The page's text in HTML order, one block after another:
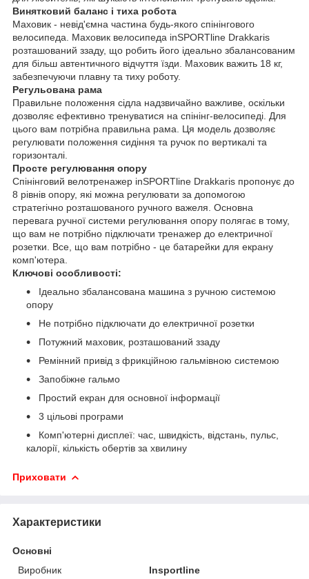
Винятковий баланс і тиха робота
Маховик - невід'ємна частина будь-якого спінінгового
велосипеда. Маховик велосипеда inSPORTline Drakkaris
розташований ззаду, що робить його ідеально збалансованим
для більш автентичного відчуття їзди. Маховик важить 18 кг,
забезпечуючи плавну та тиху роботу.
Регульована рама
Правильне положення сідла надзвичайно важливе, оскільки
дозволяє ефективно тренуватися на спінінг-велосипеді. Для
цього вам потрібна правильна рама. Ця модель дозволяє
регулювати положення сидіння та ручок по вертикалі та
горизонталі.
Просте регулювання опору
Спінінговий велотренажер inSPORTline Drakkaris пропонує до
8 рівнів опору, які можна регулювати за допомогою
стратегічно розташованого ручного важеля. Основна
перевага ручної системи регулювання опору полягає в тому,
що вам не потрібно підключати тренажер до електричної
розетки. Все, що вам потрібно - це батарейки для екрану
комп'ютера.
Ключові особливості:
Ідеально збалансована машина з ручною системою
опору
Не потрібно підключати до електричної розетки
Потужний маховик, розташований ззаду
Ремінний привід з фрикційною гальмівною системою
Запобіжне гальмо
Простий екран для основної інформації
3 цільові програми
Комп'ютерні дисплеї: час, швидкість, відстань, пульс,
калорії, кількість обертів за хвилину
Приховати
Характеристики
Основні
Виробник
Insportline